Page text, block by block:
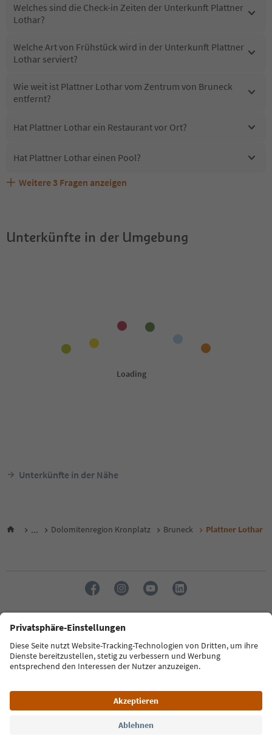
Welches sind die Check-in Zeiten der Unterkunft Plattner
Lothar?
Welche Art von Frühstück wird in der Unterkunft Plattner
Lothar serviert?
Wie weit ist Plattner Lothar vom Zentrum von Bruneck
entfernt?
Hat Plattner Lothar ein Restaurant vor Ort?
Hat Plattner Lothar einen Pool?
Sind Haustiere in der Unterkunft Plattner Lothar
Welche Services bietet Plattner Lothar?
Erhalten die Gäste von Plattner Lothar einen Südtirol
Weitere 3 Fragen anzeigen
Unterkünfte in der Umgebung
Unterkünfte in der Nähe
... Dolomitenregion Kronplatz Bruneck Plattner Lothar
Sprache: Deutsch
FAQ Kontakt Presse MICE Datenschutzerklärung
Zugänglichkeitserklärung